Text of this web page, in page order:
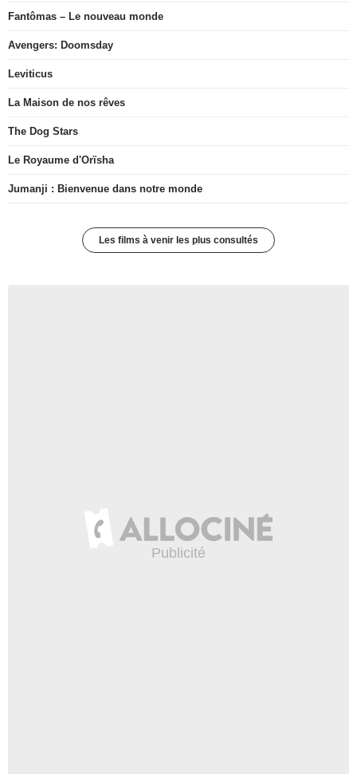
Fantômas – Le nouveau monde
Avengers: Doomsday
Leviticus
La Maison de nos rêves
The Dog Stars
Le Royaume d'Orïsha
Jumanji : Bienvenue dans notre monde
Les films à venir les plus consultés